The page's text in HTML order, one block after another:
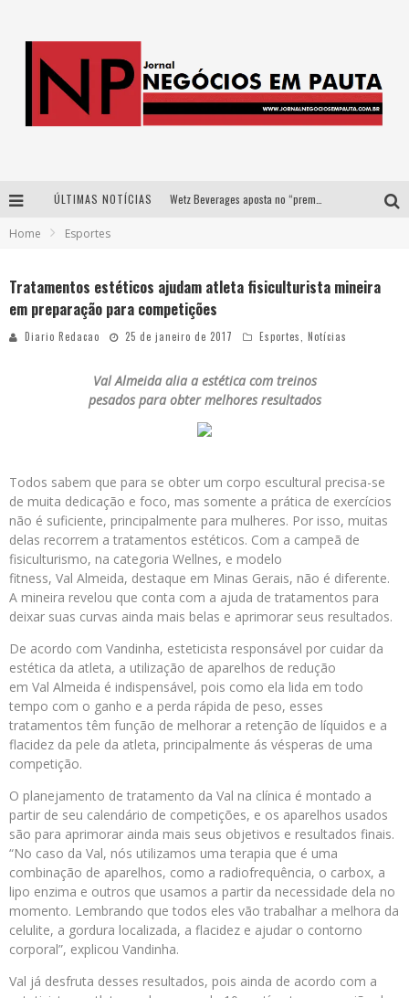
ÚLTIMAS NOTÍCIAS
Home Esportes
Tratamentos estéticos ajudam atleta fisiculturista mineira
em preparação para competições
Diario Redacao 25 de janeiro de 2017 Esportes Notícias
Val Almeida alia a estética com treinos
pesados para obter melhores resultados
Todos sabem que para se obter um corpo escultural precisa-se
de muita dedicação e foco, mas somente a prática de exercícios
não é suficiente, principalmente para mulheres. Por isso, muitas
delas recorrem a tratamentos estéticos. Com a campeã de
fisiculturismo, na categoria Wellnes, e modelo
fitness, Val Almeida, destaque em Minas Gerais, não é diferente.
A mineira revelou que conta com a ajuda de tratamentos para
deixar suas curvas ainda mais belas e aprimorar seus resultados.
De acordo com Vandinha, esteticista responsável por cuidar da
estética da atleta, a utilização de aparelhos de redução
em Val Almeida é indispensável, pois como ela lida em todo
tempo com o ganho e a perda rápida de peso, esses
tratamentos têm função de melhorar a retenção de líquidos e a
flacidez da pele da atleta, principalmente ás vésperas de uma
competição.
O planejamento de tratamento da Val na clínica é montado a
partir de seu calendário de competições, e os aparelhos usados
são para aprimorar ainda mais seus objetivos e resultados finais.
“No caso da Val, nós utilizamos uma terapia que é uma
combinação de aparelhos, como a radiofrequência, o carbox, a
lipo enzima e outros que usamos a partir da necessidade dela no
momento. Lembrando que todos eles vão trabalhar a melhora da
celulite, a gordura localizada, a flacidez e ajudar o contorno
corporal”, explicou Vandinha.
Val já desfruta desses resultados, pois ainda de acordo com a